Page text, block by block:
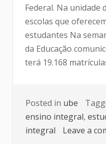
Federal. Na unidade
escolas que
estudantes Na
da Educação
terá 19.168
Posted in ube
ensino integral,
integral
Leave a